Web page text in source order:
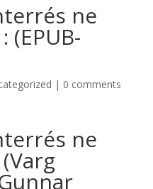
ne
(EPUB-
| 0 comments
ne